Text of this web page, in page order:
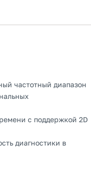
частотный диапазон
с поддержкой 2D
диагностики в